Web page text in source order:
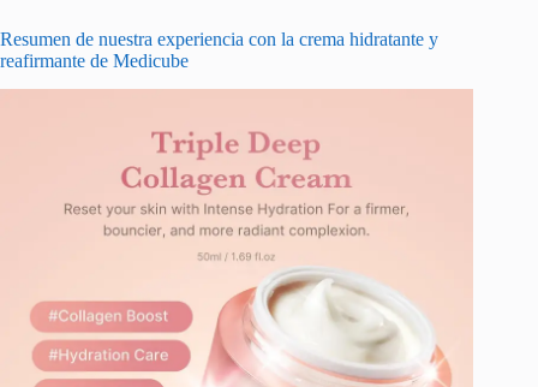
Resumen de nuestra experiencia con la crema hidratante y
reafirmante de Medicube